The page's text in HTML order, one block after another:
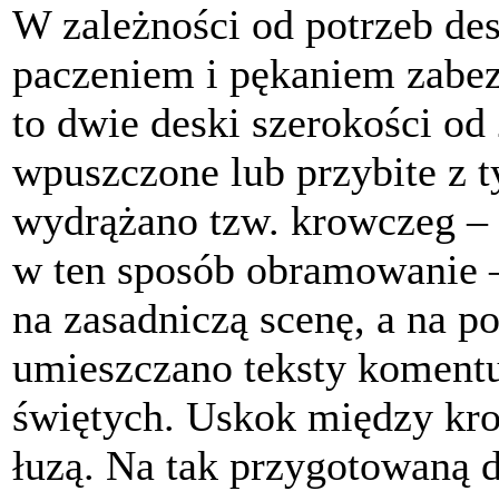
W zależności od potrzeb
paczeniem i pękaniem
to dwie deski szerokości
wpuszczone lub przybite z
wydrążano tzw. krowczeg
w ten sposób obramowanie
na zasadniczą scenę, a na
umieszczano teksty
świętych. Uskok między
łuzą. Na tak przygotowaną